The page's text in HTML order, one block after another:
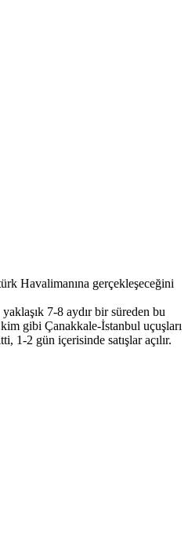
Havalimanına gerçekleşeceğini
7-8 aydır bir süreden bu
gibi Çanakkale-İstanbul uçuşları
1-2 gün içerisinde satışlar açılır.